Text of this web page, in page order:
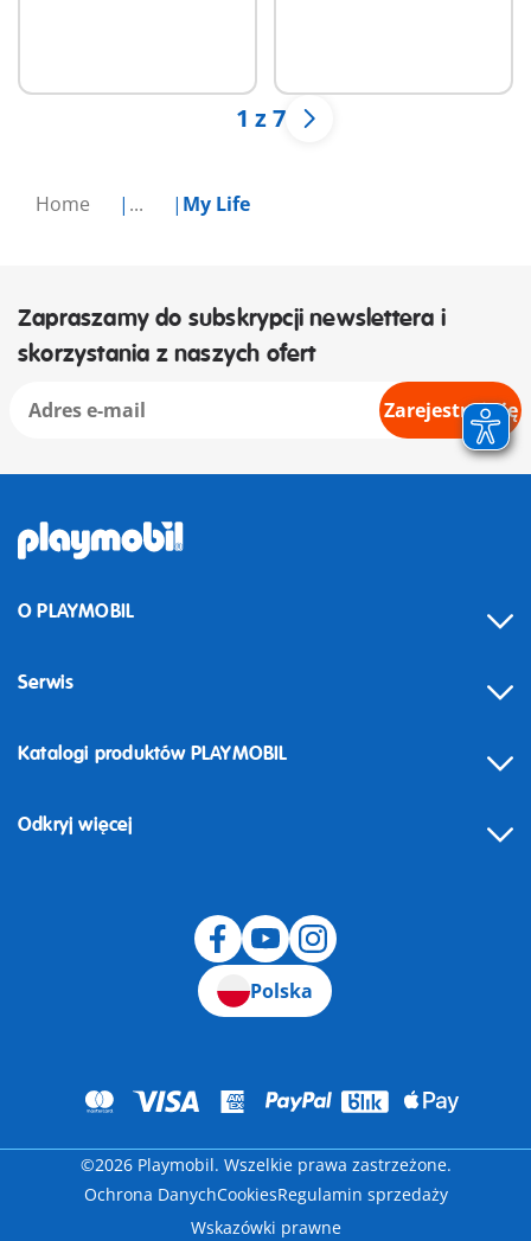
Home ... My Life
1 z 7
Zapraszamy do subskrypcji newslettera i
skorzystania z naszych ofert
Zarejestruj się
O PLAYMOBIL
Serwis
Odstąpienie od umowy
Katalogi produktów PLAYMOBIL
Odkryj więcej
Polska
©2026 Playmobil. Wszelkie prawa zastrzeżone.
Ochrona DanychCookiesRegulamin sprzedaży
Wskazówki prawne